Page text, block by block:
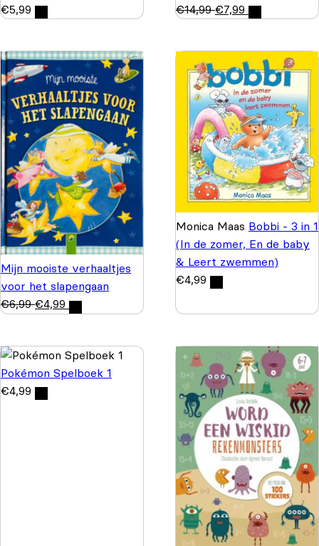
€5,99
€14,99 €7,99
Mijn mooiste verhaaltjes
voor het slapengaan
€6,99 €4,99
Monica Maas Bobbi - 3 in 1
(In de zomer, En de baby
& Leert zwemmen)
€4,99
Pokémon Spelboek 1
€4,99